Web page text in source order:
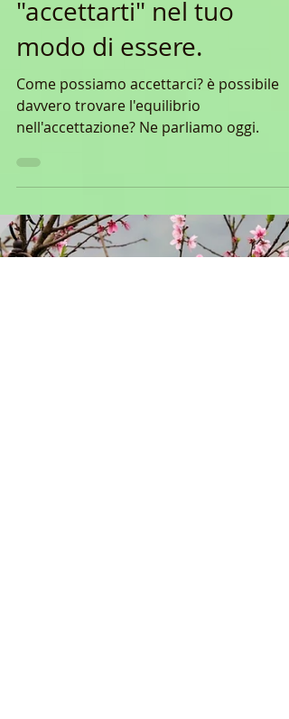
-
Tempo di lettura: 3 min
IO SONO OK: come
"accettarti" nel tuo
modo di essere.
Come possiamo accettarci? è possibile
davvero trovare l'equilibrio
nell'accettazione? Ne parliamo oggi.